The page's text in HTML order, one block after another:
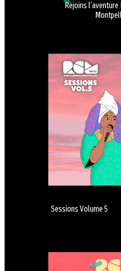
Rejoins l’aventure
Sessions Volume 5